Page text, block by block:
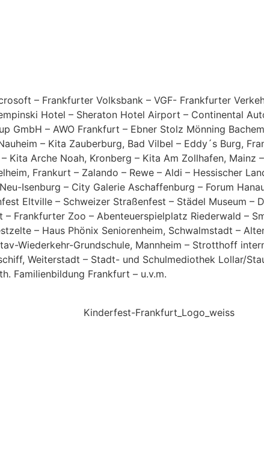
– Frankfurter Volksbank – VGF- Frankfurter
Hotel – Sheraton Hotel Airport – Continental
GmbH – AWO Frankfurt – Ebner Stolz Mönning
– Kita Zauberburg, Bad Vilbel – Eddy´s Burg,
Kita Arche Noah, Kronberg – Kita Am Zollhafen,
Frankurt – Zalando – Rewe – Aldi – Hessischer
Isenburg – City Galerie Aschaffenburg – Forum
Eltville – Schweizer Straßenfest – Städel Museum –
Frankfurter Zoo – Abenteuerspielplatz Riederwald –
– Haus Phönix Seniorenheim, Schwalmstadt –
Wiederkehr-Grundschule, Mannheim – Strotthoff
Weiterstadt – Stadt- und Schulmediothek Lollar/
Familienbildung Frankfurt – u.v.m.